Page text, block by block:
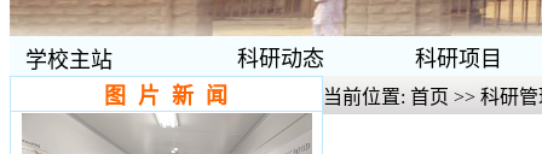
学校主站 科研动态
科研项目
图 片 新 闻
当前位置: 首页 >> 科研